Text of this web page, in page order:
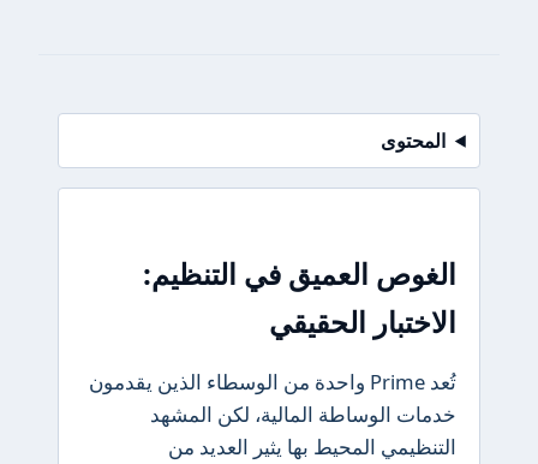
المحتوى
الغوص العميق في التنظيم:
الاختبار الحقيقي
تُعد Prime واحدة من الوسطاء الذين يقدمون
خدمات الوساطة المالية، لكن المشهد
التنظيمي المحيط بها يثير العديد من